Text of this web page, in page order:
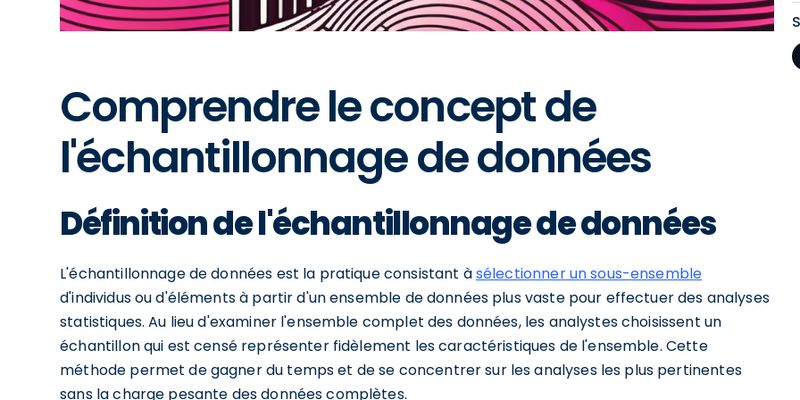
Comprendre le concept de
l'échantillonnage de données
Définition de l'échantillonnage de données
L'échantillonnage de données est la pratique consistant àsélectionner un sous-ensemble
d'individus ou d'éléments à partir d'un ensemble de données plus vaste pour effectuer des analyses
statistiques. Au lieu d'examiner l'ensemble complet des données, les analystes choisissent un
échantillon qui est censé représenter fidèlement les caractéristiques de l'ensemble. Cette
méthode permet de gagner du temps et de se concentrer sur les analyses les plus pertinentes
sans la charge pesante des données complètes.